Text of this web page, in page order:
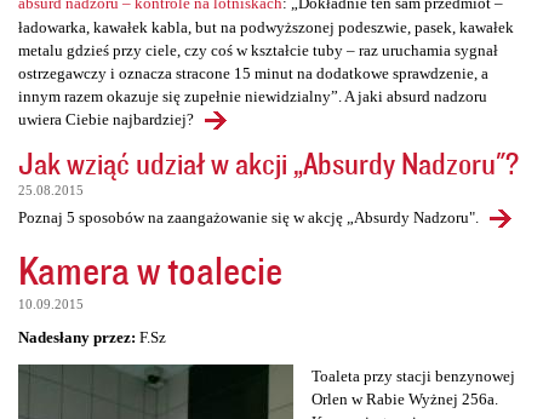
ładowarka, kawałek kabla, but na podwyższonej podeszwie, pasek, kawałek
metalu gdzieś przy ciele, czy coś w kształcie tuby – raz uruchamia sygnał
ostrzegawczy i oznacza stracone 15 minut na dodatkowe sprawdzenie, a
innym razem okazuje się zupełnie niewidzialny”. A jaki absurd nadzoru
uwiera Ciebie najbardziej?
Jak wziąć udział w akcji „Absurdy Nadzoru"?
25.08.2015
Poznaj 5 sposobów na zaangażowanie się w akcję „Absurdy Nadzoru".
Kamera w toalecie
10.09.2015
Nadesłany przez: F.Sz
Toaleta przy stacji benzynowej
Orlen w Rabie Wyżnej 256a.